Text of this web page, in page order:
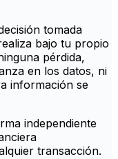
tomada
bajo tu propio
pérdida,
en los datos, ni
información se
independiente
transacción.